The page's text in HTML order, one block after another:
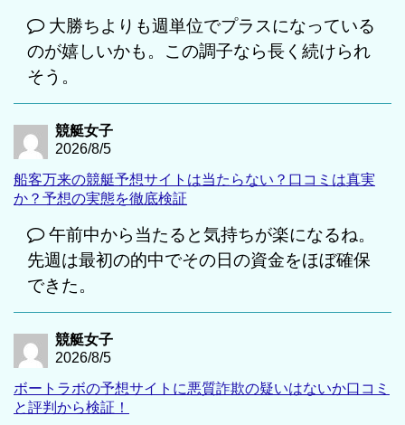
大勝ちよりも週単位でプラスになっている
のが嬉しいかも。この調子なら長く続けられ
そう。
競艇女子
2026/8/5
船客万来の競艇予想サイトは当たらない？口コミは真実
か？予想の実態を徹底検証
午前中から当たると気持ちが楽になるね。
先週は最初の的中でその日の資金をほぼ確保
できた。
競艇女子
2026/8/5
ボートラボの予想サイトに悪質詐欺の疑いはないか口コミ
と評判から検証！